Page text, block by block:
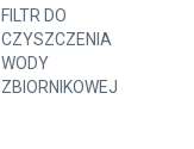
FILTR DO
CZYSZCZENIA
WODY
ZBIORNIKOWEJ